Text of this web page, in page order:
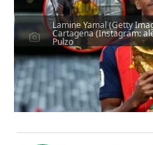
Lamine Yamal (Getty
Cartagena (Instagram:
Pulzo